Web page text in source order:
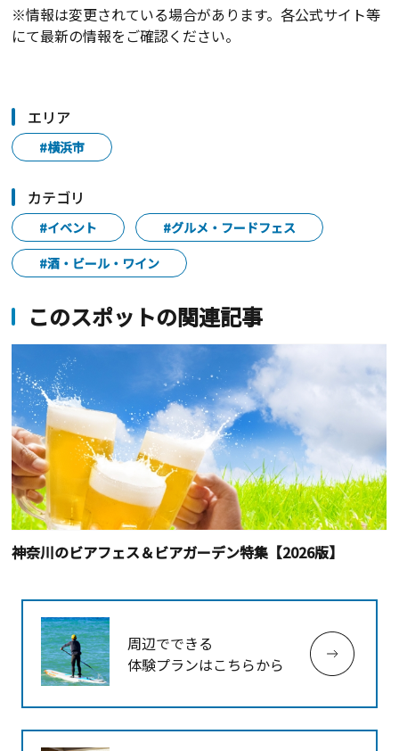
※情報は変更されている場合があります。各公式サイト等
にて最新の情報をご確認ください。
エリア
#横浜市
カテゴリ
#イベント
#グルメ・フードフェス
#酒・ビール・ワイン
このスポットの関連記事
神奈川のビアフェス＆ビアガーデン特集【2026版】
周辺でできる
体験プランはこちらから